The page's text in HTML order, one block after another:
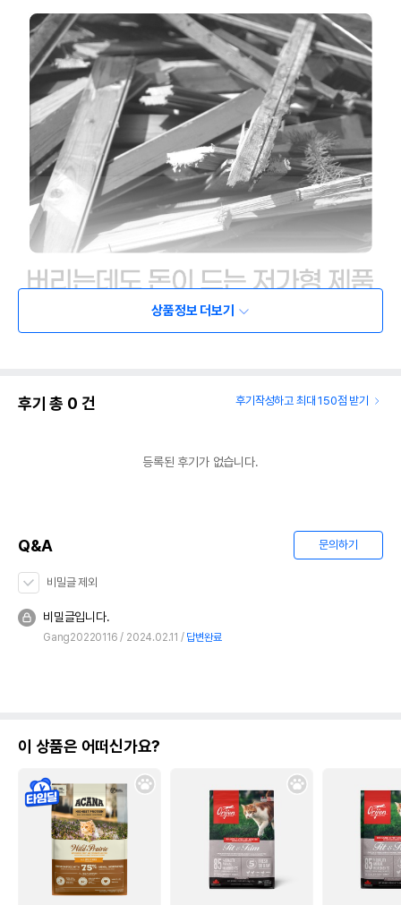
상품정보 더보기
후기 총 0 건 후기작성하고 최대 150점 받기
등록된 후기가 없습니다.
Q&A 문의하기
비밀글 제외
비밀글입니다.
Gang20220116 2024.02.11 답변완료
이 상품은 어떠신가요?